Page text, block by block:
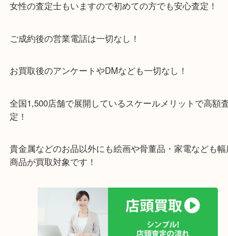
をいただいている買取専門店です！
アル・プラザ京田辺店の一階にあり！
施設の屋上にる駐車場は２時間無料！
女性の査定士もいますので初めての方でも安心査定
ご成約後の営業電話は一切なし！
全国1,500店舗で展開しているスケールメリットで